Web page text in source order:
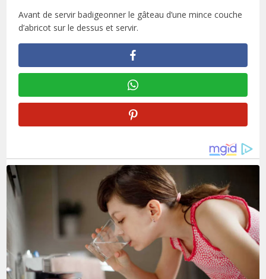
Avant de servir badigeonner le gâteau d’une mince couche
d’abricot sur le dessus et servir.